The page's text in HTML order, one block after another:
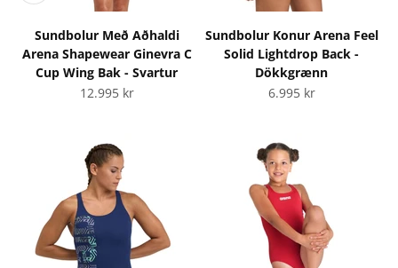
Sundbolur Með Aðhaldi
Arena Shapewear Ginevra C
Cup Wing Bak - Svartur
Tilboðsverð
12.995 kr
Sundbolur Konur Arena Feel
Solid Lightdrop Back -
Dökkgrænn
Tilboðsverð
6.995 kr